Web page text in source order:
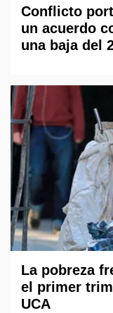
Conflicto
un acuerdo
una baja del
La pobreza
el primer
UCA